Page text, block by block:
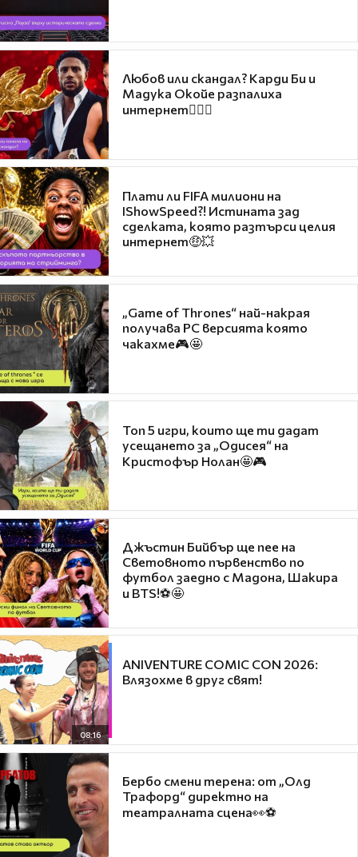
Любов или скандал? Карди Би и
Мадука Окойе разпалиха
интернет❤️‍🔥🔥
Плати ли FIFA милиони на
IShowSpeed?! Истината зад
сделката, която разтърси целия
интернет🤑💥
„Game of Thrones“ най-накрая
получава PC версията която
чакахме🎮🤩
Топ 5 игри, които ще ти дадат
усещането за „Одисея“ на
Кристофър Нолан🤩🎮
Джъстин Бийбър ще пее на
Световното първенство по
футбол заедно с Мадона, Шакира
и BTS!⚽🤩
08:16
ANIVENTURE COMIC CON 2026:
Влязохме в друг свят!
Бербо смени терена: от „Олд
Трафорд“ директно на
театралната сцена👀⚽